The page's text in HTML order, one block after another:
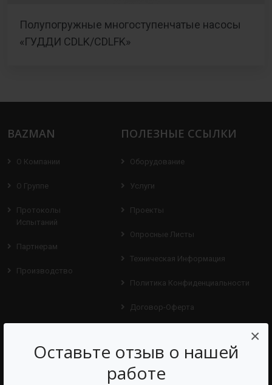
Оставьте отзыв о нашей
работе
×
Полупогружные многоступенчатые насосы
«ГУДДИ CDLK/CDLFK»
BAZMAN
О Компании
О Группе
Протоколы
Испытаний
Партнерам
Производство
ПОЛЕЗНЫЕ ССЫЛКИ
Оборудование
Услуги
Проекты
Опросные Листы
Техническая Информация
Политика Конфиденциальности
Договор-Оферта
Г. УФА, УЛ. БРАТЬЕВ КАДОМЦЕВЫХ, 8А